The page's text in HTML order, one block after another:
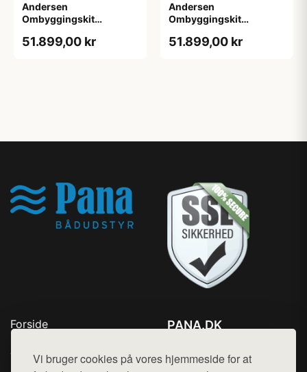
Vi bruger cookies på vores hjemmeside for at
Andersen
Ombyggingskit
58ST Over Dæk, 12V
51.899,00 kr
Andersen
Ombyggingskit
62ST Over Dæk, 12V
51.899,00 kr
Forside
Top Rabatter
PANA.DK